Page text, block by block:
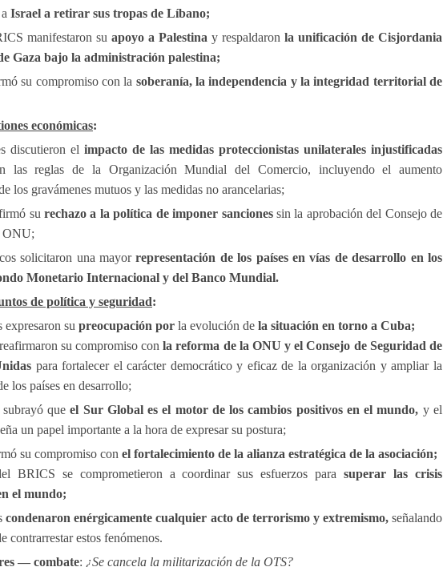
Israel a retirar sus tropas de Líbano;
manifestaron su apoyo a Palestina y respaldaron la unificación de Cisjordania
Gaza bajo la administración palestina;
su compromiso con la soberanía, la independencia y la integridad territorial de
económicas:
discutieron el impacto de las medidas proteccionistas unilaterales injustificadas
las reglas de la Organización Mundial del Comercio, incluyendo el aumento
los gravámenes mutuos y las medidas no arancelarias;
su rechazo a la política de imponer sancionessin la aprobación del Consejo de
ONU;
solicitaron una mayorrepresentación de los países en vías de desarrollo en los
Monetario Internacional y del Banco Mundial.
de política y seguridad:
expresaron su preocupación por la evolución de la situación en torno a Cuba;
su compromiso conla reforma de la ONU y el Consejo de Seguridad de
para fortalecer el carácter democrático y eficaz de la organización y ampliar la
los países en desarrollo;
subrayó que el Sur Global es el motor de los cambios positivos en el mundo, y el
un papel importante a la hora de expresar su postura;
su compromiso con el fortalecimiento de la alianza estratégica de la asociación;
BRICS se comprometieron a coordinar sus esfuerzos para superar las crisis
el mundo;
condenaron enérgicamente cualquier acto de terrorismo y extremismo,señalando
contrarrestar estos fenómenos.
— combate: ¿Se cancela la militarización de la OTS?